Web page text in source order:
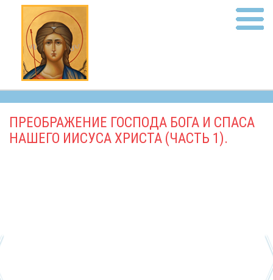
ПРЕОБРАЖЕНИЕ ГОСПОДА БОГА И СПАСА
НАШЕГО ИИСУСА ХРИСТА (ЧАСТЬ 1).